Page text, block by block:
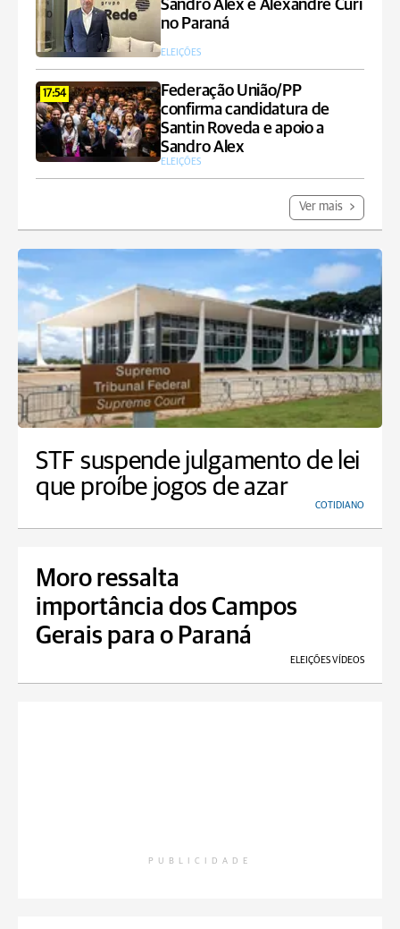
Sandro Alex e Alexandre Curi
no Paraná
ELEIÇÕES
17:54
Federação União/PP
confirma candidatura de
Santin Roveda e apoio a
Sandro Alex
ELEIÇÕES
Ver mais
STF suspende julgamento de lei
que proíbe jogos de azar
COTIDIANO
Moro ressalta
importância dos Campos
Gerais para o Paraná
ELEIÇÕES VÍDEOS
PUBLICIDADE